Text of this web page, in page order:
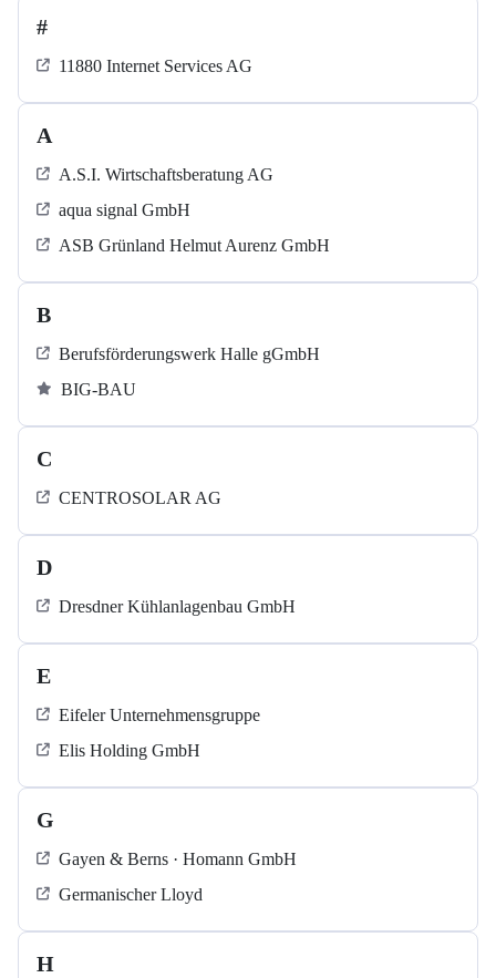
#
11880 Internet Services AG
A
A.S.I. Wirtschaftsberatung AG
aqua signal GmbH
ASB Grün­land Helmut Au­renz GmbH
B
Berufsförderungswerk Halle gGmbH
BIG-BAU
C
CENTROSOLAR AG
D
Dresdner Kühlanlagenbau GmbH
E
Eifeler Unternehmensgruppe
Elis Holding GmbH
G
Gayen & Berns · Homann GmbH
Germanischer Lloyd
H